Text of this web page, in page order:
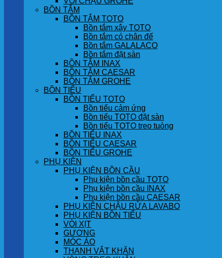
BỒN TẮM
BỒN TẮM TOTO
Bồn tắm xây TOTO
Bồn tắm có chân đế
Bồn tắm GALALACO
Bồn tắm đặt sàn
BỒN TẮM INAX
BỒN TẮM CAESAR
BỒN TẮM GROHE
BỒN TIỂU
BỒN TIỂU TOTO
Bồn tiểu cảm ứng
Bồn tiểu TOTO đặt sàn
Bồn tiểu TOTO treo tuòng
BỒN TIỂU INAX
BỒN TIỂU CAESAR
BỒN TIỂU GROHE
PHỤ KIỆN
PHỤ KIỆN BỒN CẦU
Phụ kiện bồn cầu TOTO
Phụ kiện bồn cầu INAX
Phụ kiện bồn cầu CAESAR
PHỤ KIỆN CHẬU RỬA LAVABO
PHỤ KIỆN BỒN TIỂU
VÒI XỊT
GƯƠNG
MÓC ÁO
THANH VẮT KHĂN